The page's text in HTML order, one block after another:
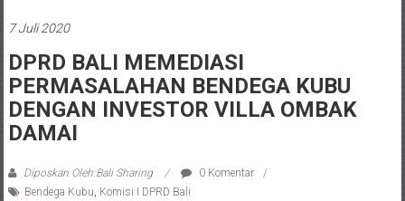
7 Juli 2020
DPRD BALI MEMEDIASI
PERMASALAHAN BENDEGA KUBU
DENGAN INVESTOR VILLA OMBAK
DAMAI
Diposkan Oleh:Bali Sharing
0 Komentar
Bendega Kubu, Komisi I DPRD Bali